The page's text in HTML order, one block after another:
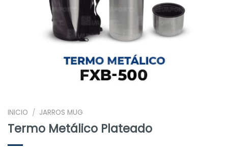
INICIO / JARROS MUG
Termo Metálico Plateado